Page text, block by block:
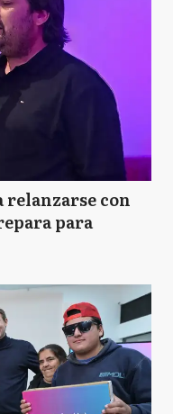
relanzarse con
para